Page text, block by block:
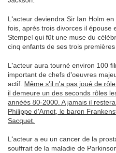
L'acteur deviendra Sir Ian Holm
fois, après trois divorces il épouse
Stempel qui fût une muse du
cinq enfants de ses trois
L'acteur aura tourné environ 100
important de chefs d'oeuvres
actif. Même s'il n'a pas joué de
il demeure un des seconds rôles
annéés 80-2000. A jamais il
Philippe d'Arnot, le baron
Sacquet.
L'acteur a eu un cancer de la
souffrait de la maladie de